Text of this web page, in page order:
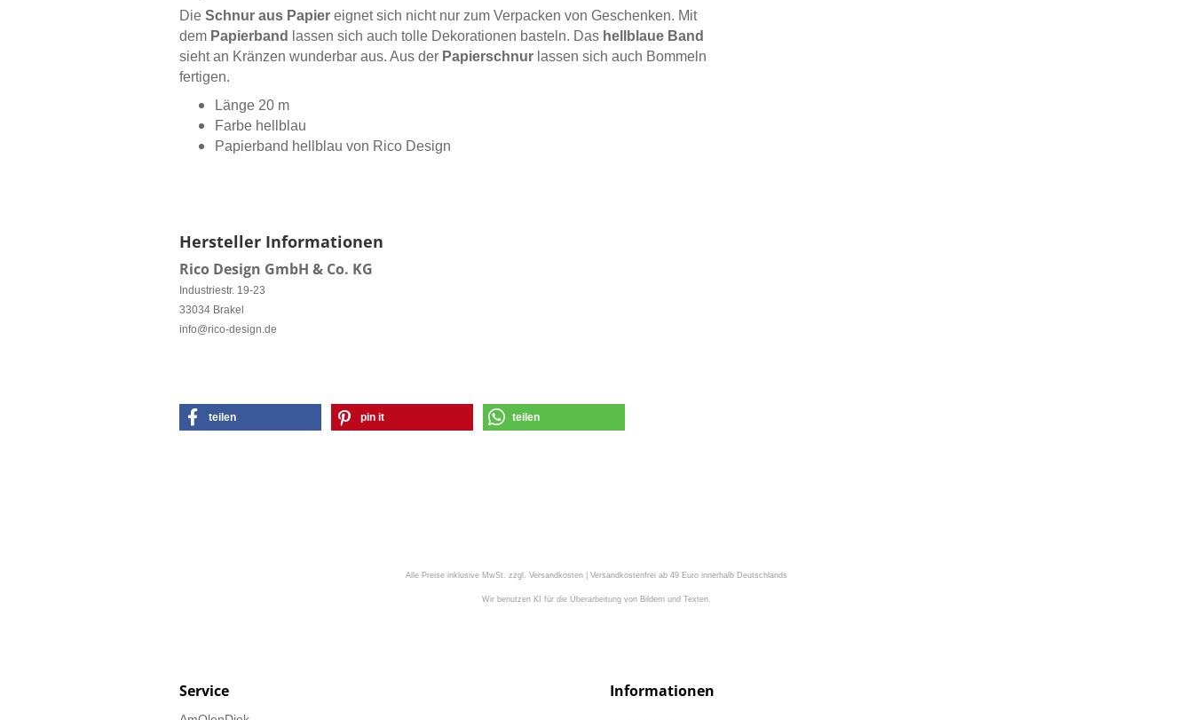
Die Schnur aus Papier eignet sich nicht nur zum Verpacken von Geschenken. Mit
dem Papierband lassen sich auch tolle Dekorationen basteln. Das hellblaue Band
sieht an Kränzen wunderbar aus. Aus der Papierschnur lassen sich auch Bommeln
fertigen.
Länge 20 m
Farbe hellblau
Papierband hellblau von Rico Design
Hersteller Informationen
Rico Design GmbH & Co. KG
Industriestr. 19-23
33034 Brakel
info@rico-design.de
teilen pin it teilen
Alle Preise inklusive MwSt. zzgl. Versandkosten | Versandkostenfrei ab 49 Euro innerhalb Deutschlands
Wir benutzen KI für die Überarbeitung von Bildern und Texten.
Service Informationen